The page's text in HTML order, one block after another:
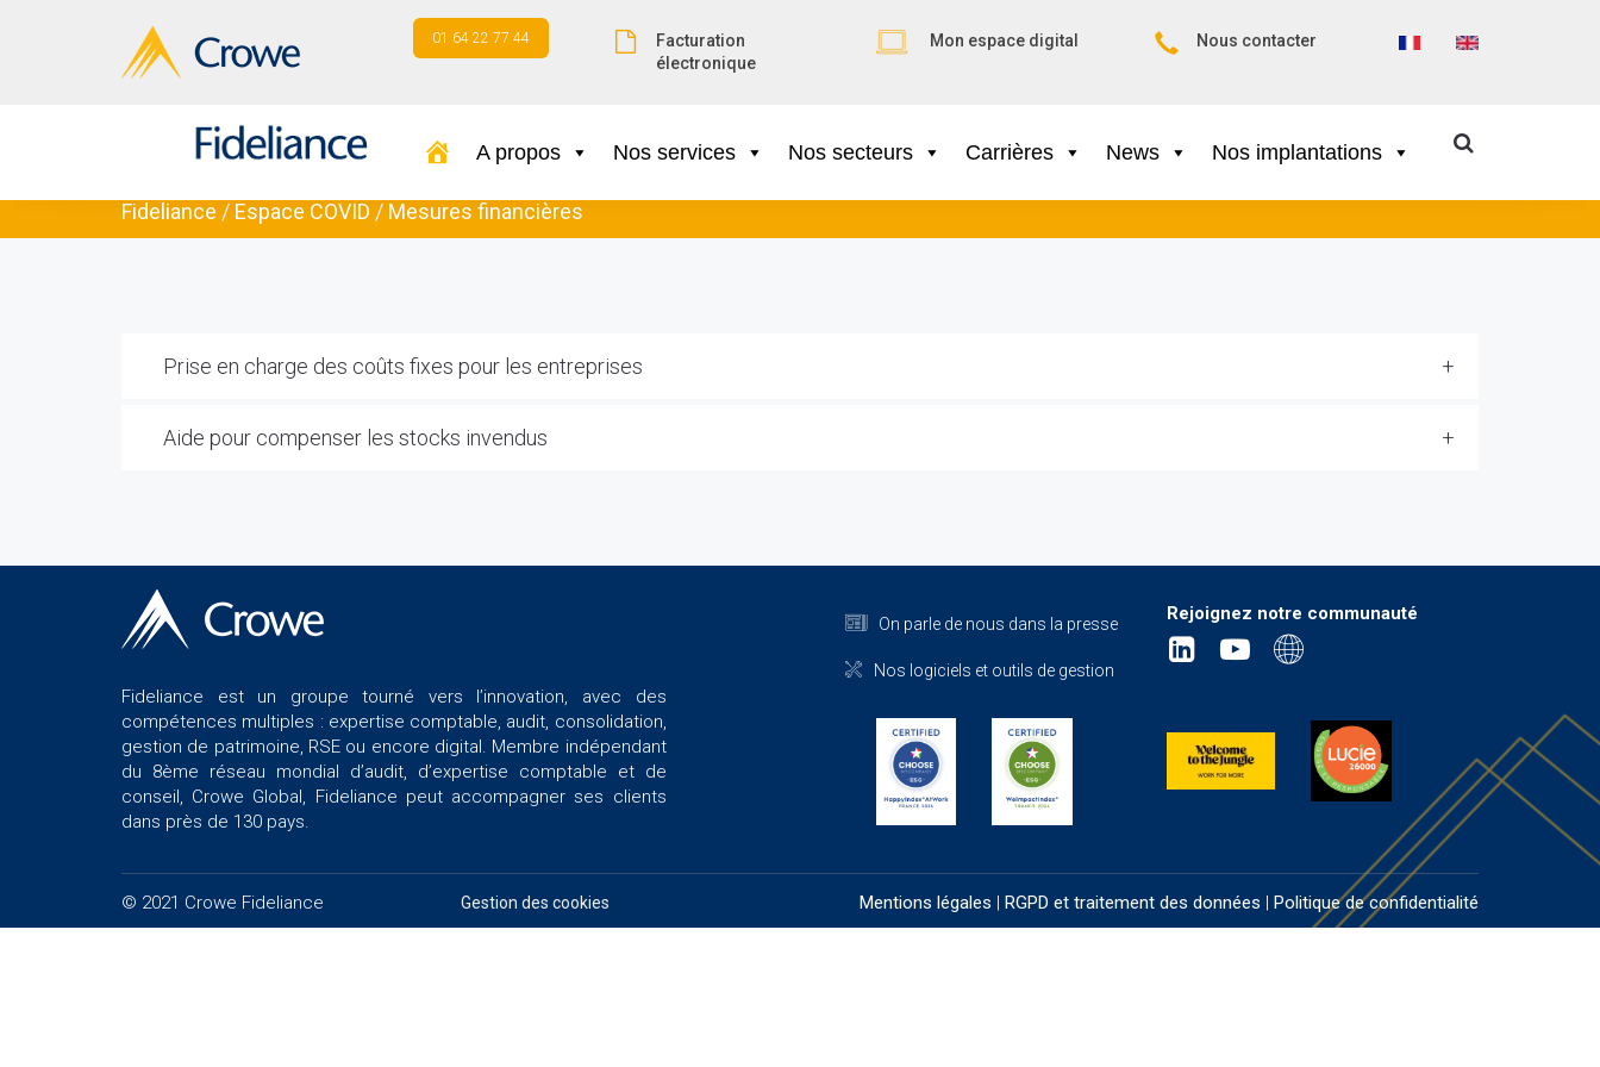
01 64 22 77 44
Facturation
électronique
Mon espace digital Nous contacter
A propos Nos services Nos secteurs Carrières News Nos implantations
Fideliance / Espace COVID / Mesures financières
Prise en charge des coûts fixes pour les entreprises
Aide pour compenser les stocks invendus
Fideliance est un groupe tourné vers l’innovation, avec des
compétences multiples : expertise comptable, audit, consolidation,
gestion de patrimoine, RSE ou encore digital. Membre indépendant
du 8ème réseau mondial d’audit, d’expertise comptable et de
conseil, Crowe Global, Fideliance peut accompagner ses clients
dans près de 130 pays.
On parle de nous dans la presse
Nos logiciels et outils de gestion
Rejoignez notre communauté
© 2021 Crowe Fideliance Gestion des cookies Mentions légales | RGPD et traitement des données | Politique de confidentialité